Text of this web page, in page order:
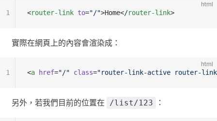
html
<router-link to="/">Home</router-link>
1
實際在網頁上的內容會渲染成：
html
<a href="/" class="router-link-active router-
1
另外，若我們目前的位置在 /list/123 ：